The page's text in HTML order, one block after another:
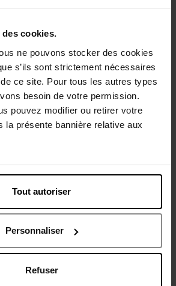
cookies.
ne pouvons stocker des cookies
s’ils sont strictement nécessaires
ce site. Pour tous les autres types
besoin de votre permission.
pouvez modifier ou retirer votre
la présente bannière relative aux
Tout autoriser
Personnaliser
Refuser
de la disponibilité
votre magasin